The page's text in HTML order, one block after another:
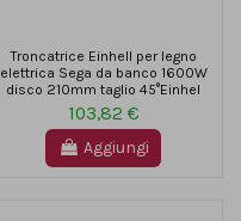
Troncatrice Einhell per legno
elettrica Sega da banco 1600W
disco 210mm taglio 45°Einhel
103,82 €
Aggiungi